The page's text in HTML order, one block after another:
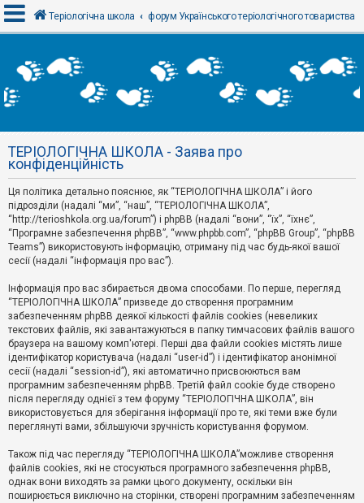
х
і
Р
е
с
т
р
а
ц
і
я
Т
е
м
и
б
е
з
в
і
д
о
і
д
е
й
Теріологічна школа форум Українського теріологічного товариства
ТЕРІОЛОГІЧНА ШКОЛА - Заява про
конфіденційність
Ця політика детально пояснює, як “ТЕРІОЛОГІЧНА ШКОЛА” і його
підрозділи (надалі “ми”, “наш”, “ТЕРІОЛОГІЧНА ШКОЛА”,
“http://terioshkola.org.ua/forum”) і phpBB (надалі “вони”, “їх”, “їхнє”,
“Програмне забезпечення phpBB”, “www.phpbb.com”, “phpBB Group”, “phpBB
Teams”) використовують інформацію, отриману під час будь-якої вашої
сесії (надалі “інформація про вас”).
Інформація про вас збирається двома способами. По перше, перегляд
“ТЕРІОЛОГІЧНА ШКОЛА” призведе до створення програмним
забезпеченням phpBB деякої кількості файлів cookies (невеликих
текстових файлів, які завантажуються в папку тимчасових файлів вашого
браузера на вашому комп'ютері. Перші два файли cookies містять лише
ідентифікатор користувача (надалі “user-id”) і ідентифікатор анонімної
сесії (надалі “session-id”), які автоматично присвоюються вам
програмним забезпеченням phpBB. Третій файл cookie буде створено
після перегляду однієї з тем форуму “ТЕРІОЛОГІЧНА ШКОЛА”, він
використовується для зберігання інформації про те, які теми вже були
переглянуті вами, збільшуючи зручність користування форумом.
Також під час перегляду “ТЕРІОЛОГІЧНА ШКОЛА”можливе створення
файлів cookies, які не стосуються програмного забезпечення phpBB,
однак вони виходять за рамки цього документу, оскільки він
поширюється виключно на сторінки, створені програмним забезпеченням